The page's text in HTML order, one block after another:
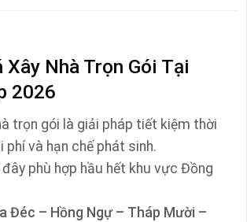
Xây Nhà Trọn Gói Tại
2026
trọn gói là giải pháp tiết kiệm thời
phí và hạn chế phát sinh.
phù hợp hầu hết khu vực Đồng
Đéc – Hồng Ngự – Tháp Mười –